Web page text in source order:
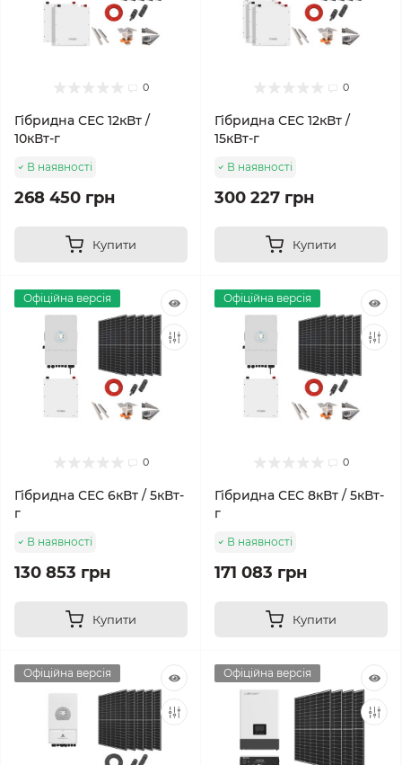
0
Гібридна СЕС 12кВт /
10кВт-г
В наявності
268 450 грн
Купити
0
Гібридна СЕС 12кВт /
15кВт-г
В наявності
300 227 грн
Купити
Офіційна версія
0
Гібридна СЕС 6кВт / 5кВт-
г
В наявності
130 853 грн
Купити
Офіційна версія
0
Гібридна СЕС 8кВт / 5кВт-
г
В наявності
171 083 грн
Купити
Офіційна версія Офіційна версія